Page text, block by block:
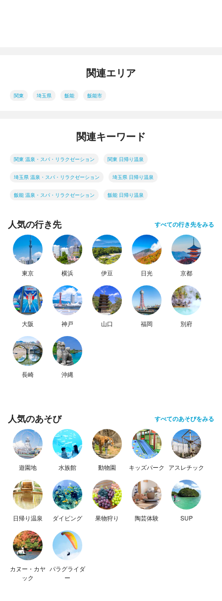
関連エリア
関東 埼玉県 飯能 飯能市
関連キーワード
関東 温泉・スパ・リラクゼーション 関東 日帰り温泉
埼玉県 温泉・スパ・リラクゼーション 埼玉県 日帰り温泉
飯能 温泉・スパ・リラクゼーション 飯能 日帰り温泉
人気の行き先 すべての行き先をみる
東京 横浜 伊豆 日光 京都
大阪 神戸 山口 福岡 別府
長崎 沖縄
人気のあそび すべてのあそびをみる
遊園地 水族館 動物園 キッズパーク アスレチック
日帰り温泉 ダイビング 果物狩り 陶芸体験 SUP
カヌー・カヤ
ック
パラグライダ
ー